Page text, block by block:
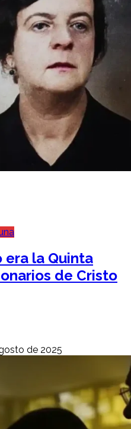
era la Quinta
de Cristo
de 2025